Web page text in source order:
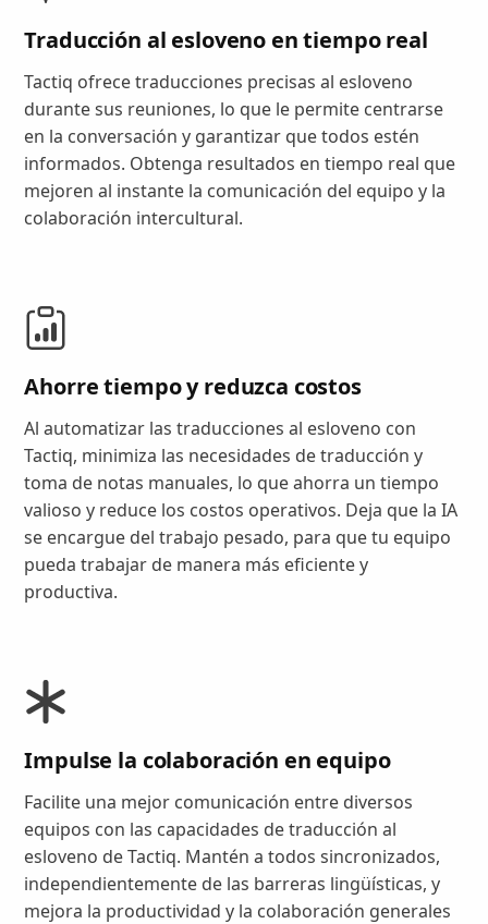
Traducción al esloveno en tiempo real
Tactiq ofrece traducciones precisas al esloveno
durante sus reuniones, lo que le permite centrarse
en la conversación y garantizar que todos estén
informados. Obtenga resultados en tiempo real que
mejoren al instante la comunicación del equipo y la
colaboración intercultural.
Ahorre tiempo y reduzca costos
Al automatizar las traducciones al esloveno con
Tactiq, minimiza las necesidades de traducción y
toma de notas manuales, lo que ahorra un tiempo
valioso y reduce los costos operativos. Deja que la IA
se encargue del trabajo pesado, para que tu equipo
pueda trabajar de manera más eficiente y
productiva.
Impulse la colaboración en equipo
Facilite una mejor comunicación entre diversos
equipos con las capacidades de traducción al
esloveno de Tactiq. Mantén a todos sincronizados,
independientemente de las barreras lingüísticas, y
mejora la productividad y la colaboración generales